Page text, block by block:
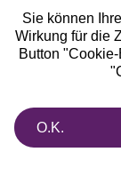
Sie können
Wirkung für die
Button
O.K.